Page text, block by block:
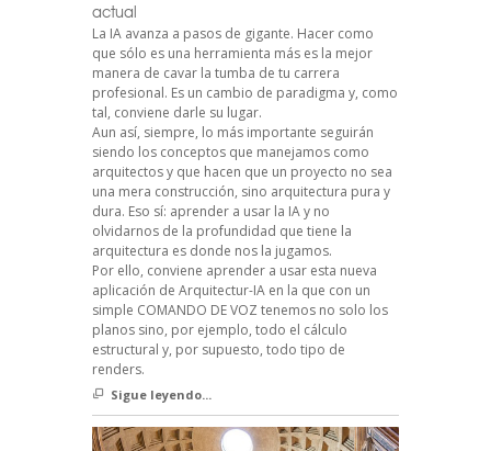
actual
La IA avanza a pasos de gigante. Hacer como
que sólo es una herramienta más es la mejor
manera de cavar la tumba de tu carrera
profesional. Es un cambio de paradigma y, como
tal, conviene darle su lugar.
Aun así, siempre, lo más importante seguirán
siendo los conceptos que manejamos como
arquitectos y que hacen que un proyecto no sea
una mera construcción, sino arquitectura pura y
dura. Eso sí: aprender a usar la IA y no
olvidarnos de la profundidad que tiene la
arquitectura es donde nos la jugamos.
Por ello, conviene aprender a usar esta nueva
aplicación de Arquitectur-IA en la que con un
simple COMANDO DE VOZ tenemos no solo los
planos sino, por ejemplo, todo el cálculo
estructural y, por supuesto, todo tipo de
renders.
Sigue leyendo...